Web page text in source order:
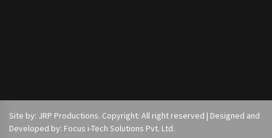
Site by: JRP Productions. Copyright: All right reserved | Designed and
Developed by: Focus i-Tech Solutions Pvt. Ltd.